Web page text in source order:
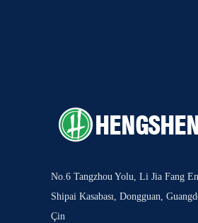
No.6 Tangzhou Yolu, Li Jia Fang
Shipai Kasabası, Dongguan,
Çin